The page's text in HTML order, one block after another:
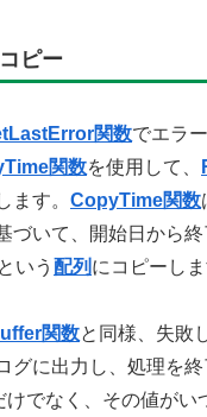
ピー
関数でエラ
関数を使用して、
ます。 CopyTime関数
づいて、開始日から
いう 配列 にコピーしま
関数と同様、失敗
グに出力し、処理を
けでなく、その値がい